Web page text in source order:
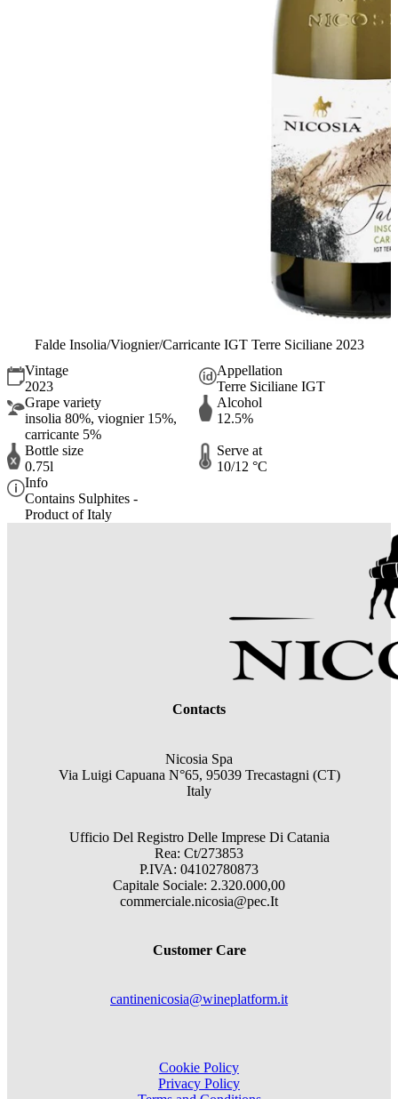
Falde Insolia/Viognier/Carricante IGT Terre Siciliane 2023
Vintage
2023
Appellation
Terre Siciliane IGT
Grape variety
insolia 80%, viognier 15%,
carricante 5%
Alcohol
12.5%
Bottle size
0.75l
Serve at
10/12 °C
Info
Contains Sulphites -
Product of Italy
Contacts
Nicosia Spa
Via Luigi Capuana N°65, 95039 Trecastagni (CT)
Italy
Ufficio Del Registro Delle Imprese Di Catania
Rea: Ct/273853
P.IVA: 04102780873
Capitale Sociale: 2.320.000,00
commerciale.nicosia@pec.It
Customer Care
cantinenicosia@wineplatform.it
Cookie Policy
Privacy Policy